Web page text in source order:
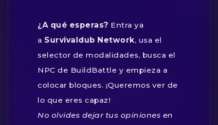
¿A qué esperas? Entra ya
a Survivaldub Network, usa el
selector de modalidades, busca el
NPC de BuildBattle y empieza a
colocar bloques. ¡Queremos ver de
lo que eres capaz!
No olvides dejar tus opiniones en